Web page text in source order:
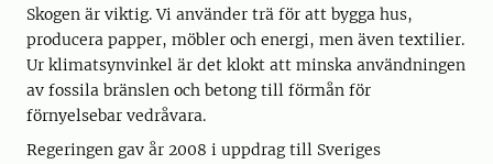
Skogen är viktig. Vi använder trä för att bygga hus,
producera papper, möbler och energi, men även textilier.
Ur klimatsynvinkel är det klokt att minska användningen
av fossila bränslen och betong till förmån för
förnyelsebar vedråvara.
Regeringen gav år 2008 i uppdrag till Sveriges